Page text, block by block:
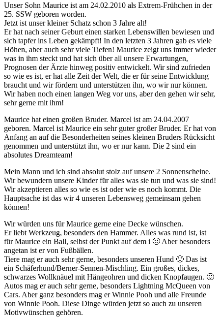
Unser Sohn Maurice ist am 24.02.2010 als Extrem-Frühchen in der
25. SSW geboren worden.
Jetzt ist unser kleiner Schatz schon 3 Jahre alt!
Er hat nach seiner Geburt einen starken Lebenswillen bewiesen und
sich tapfer ins Leben gekämpft! In den letzten 3 Jahren gab es viele
Höhen, aber auch sehr viele Tiefen! Maurice zeigt uns immer wieder
was in ihm steckt und hat sich über all unsere Erwartungen,
Prognosen der Ärzte hinweg positiv entwickelt. Wir sind zufrieden
so wie es ist, er hat alle Zeit der Welt, die er für seine Entwicklung
braucht und wir fördern und unterstützen ihn, wo wir nur können.
Wir haben noch einen langen Weg vor uns, aber den gehen wir sehr,
sehr gerne mit ihm!
Maurice hat einen großen Bruder. Marcel ist am 24.04.2007
geboren. Marcel ist Maurice ein sehr guter großer Bruder. Er hat von
Anfang an auf die Besonderheiten seines kleinen Bruders Rücksicht
genommen und unterstützt ihn, wo er nur kann. Die 2 sind ein
absolutes Dreamteam!
Mein Mann und ich sind absolut stolz auf unsere 2 Sonnenscheine.
Wir bewundern unsere Kinder für alles was sie tun und was sie sind!
Wir akzeptieren alles so wie es ist oder wie es noch kommt. Die
Hauptsache ist das wir 4 unseren Lebensweg gemeinsam gehen
können!
Wir würden uns für Maurice gerne eine Decke wünschen.
Er liebt Werkzeug, besonders den Hammer. Alles was rund ist, ist
für Maurice ein Ball, selbst der Punkt auf dem i 🙂 Aber besonders
angetan ist er von Fußbällen.
Tiere mag er auch sehr gerne, besonders unseren Hund 🙂 Das ist
ein Schäferhund/Berner-Sennen-Mischling. Ein großes, dickes,
schwarzes Wollknäuel mit Hängeohren und dicken Knopfaugen. 🙂
Autos mag er auch sehr gerne, besonders Lightning McQueen von
Cars. Aber ganz besonders mag er Winnie Pooh und alle Freunde
von Winnie Pooh. Diese Dinge würden jetzt so auch zu unseren
Motivwünschen gehören.